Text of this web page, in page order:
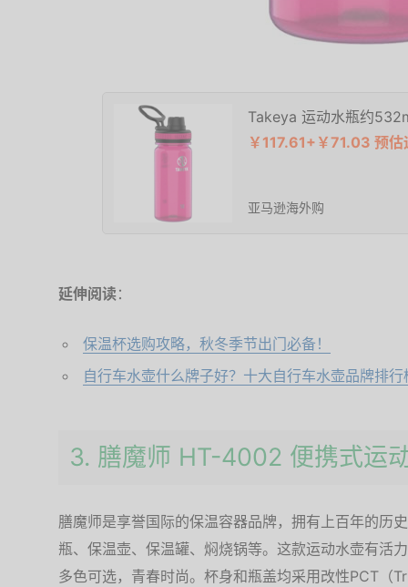
Takeya 运动水瓶约
￥117.61+￥71.03 预
亚马逊海外购
延伸阅读 ：
保温杯选购攻略，秋冬季节出门必备！
自行车水壶什么牌子好？十大自行车水壶品牌排行
3. 膳魔师 HT-4002 便携式运
膳魔师是享誉国际的保温容器品牌，拥有上百年的历
瓶、保温壶、保温罐、焖烧锅等。这款运动水壶有活
多色可选，青春时尚。杯身和瓶盖均采用改性PCT（